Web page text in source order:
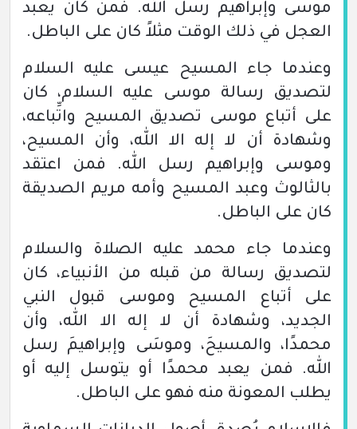
موسى وإبراهيم رسل الله. فمن كان يعبد
العجل في ذلك الوقت مثلاً كان على الباطل.
وعندما جاء المسيح عيسى عليه السلام
لتصديق رسالة موسى عليه السلام، كان
على أتباع موسى تصديق المسيح واتِّباعه،
وشهادة أن لا إله الا الله، وأن المسيح،
وموسى وإبراهيم رسل الله. فمن اعتقد
بالثالوث وعبد المسيح وأمه مريم الصديقة
كان على الباطل.
وعندما جاء محمد عليه الصلاة والسلام
لتصديق رسالة من قبله من الأنبياء، كان
على أتباع المسيح وموسى قبول النبي
الجديد، وشهادة أن لا إله الا الله، وأن
محمدًا، والمسيحَ، وموسَى وإبراهيمَ رسل
الله. فمن يعبد محمدًا أو يتوسل إليه أو
يطلب المعونة منه فهو على الباطل.